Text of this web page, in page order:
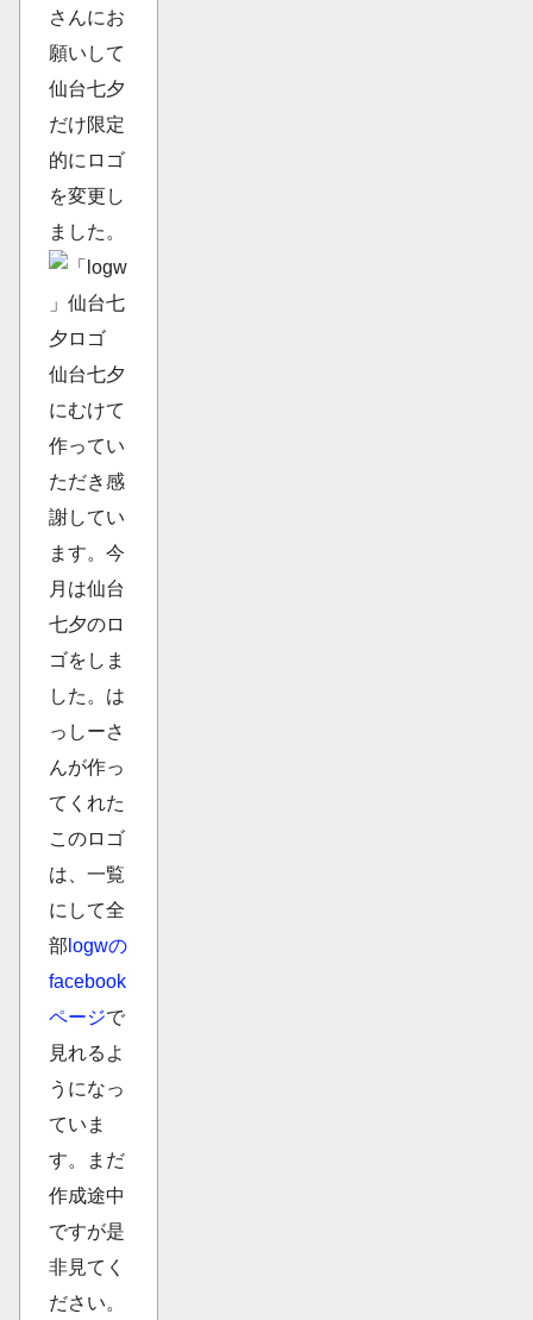
さんにお
願いして
仙台七夕
だけ限定
的にロゴ
を変更し
ました。
仙台七夕
にむけて
作ってい
ただき感
謝してい
ます。今
月は仙台
七夕のロ
ゴをしま
した。は
っしーさ
んが作っ
てくれた
このロゴ
は、一覧
にして全
部 logwの
facebook
ページで
見れるよ
うになっ
ていま
す。まだ
作成途中
ですが是
非見てく
ださい。